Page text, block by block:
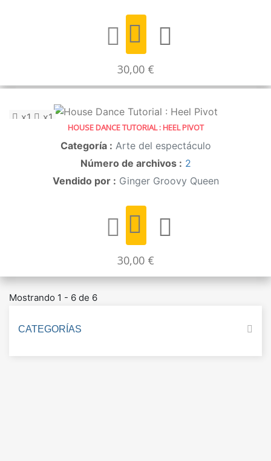
30,00 €
x1 x1
HOUSE DANCE TUTORIAL : HEEL PIVOT
Categoría : Arte del espectáculo
Número de archivos : 2
Vendido por : Ginger Groovy Queen
30,00 €
Mostrando 1 - 6 de 6
CATEGORÍAS